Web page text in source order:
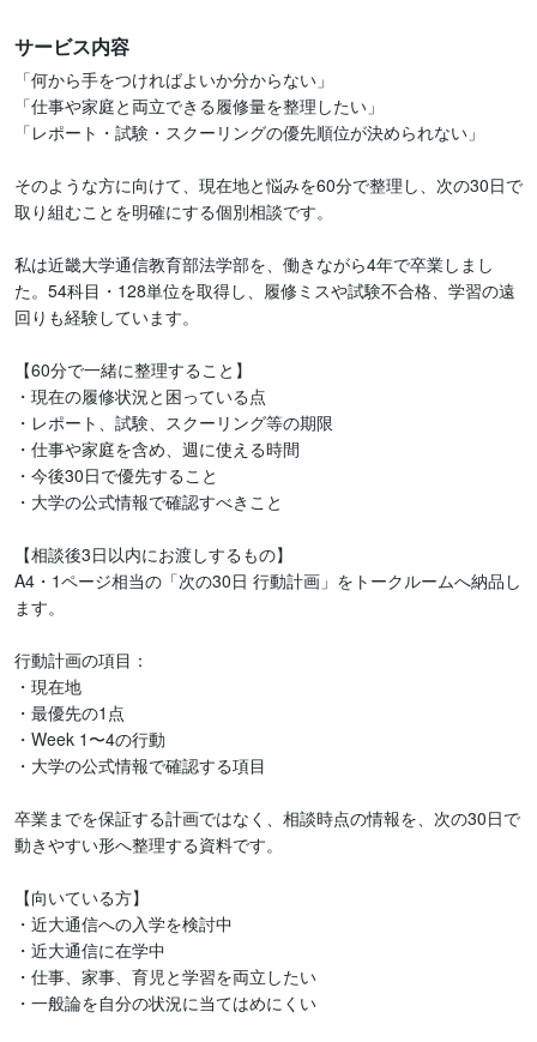
サービス内容
「何から手をつければよいか分からない」
「仕事や家庭と両立できる履修量を整理したい」
「レポート・試験・スクーリングの優先順位が決められない」
そのような方に向けて、現在地と悩みを60分で整理し、次の30日で
取り組むことを明確にする個別相談です。
私は近畿大学通信教育部法学部を、働きながら4年で卒業しまし
た。54科目・128単位を取得し、履修ミスや試験不合格、学習の遠
回りも経験しています。
【60分で一緒に整理すること】
・現在の履修状況と困っている点
・レポート、試験、スクーリング等の期限
・仕事や家庭を含め、週に使える時間
・今後30日で優先すること
・大学の公式情報で確認すべきこと
【相談後3日以内にお渡しするもの】
A4・1ページ相当の「次の30日 行動計画」をトークルームへ納品し
ます。
行動計画の項目：
・現在地
・最優先の1点
・Week 1〜4の行動
・大学の公式情報で確認する項目
卒業までを保証する計画ではなく、相談時点の情報を、次の30日で
動きやすい形へ整理する資料です。
【向いている方】
・近大通信への入学を検討中
・近大通信に在学中
・仕事、家事、育児と学習を両立したい
・一般論を自分の状況に当てはめにくい